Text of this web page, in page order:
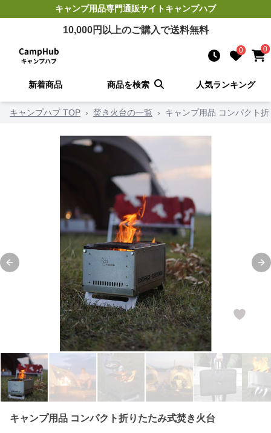
キャンプ用品専門通販サイトキャンプハブ
10,000円以上のご購入で送料無料
0 0
新着商品 商品を検索 人気ランキング
キャンプハブ TOP › 焚き火台の一覧 › キャンプ用品 コンパクト
Previous slide
キャンプ用品 コンパクト折りたたみ式焚き火台